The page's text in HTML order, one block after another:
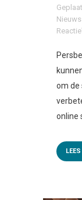
om de
online